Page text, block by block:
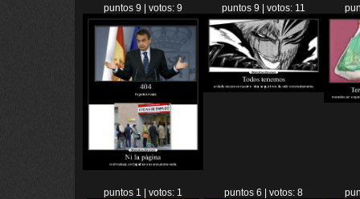
puntos 9 | votos: 9 puntos 9 | votos: 11
puntos 1 | votos: 1 puntos 6 | votos: 8